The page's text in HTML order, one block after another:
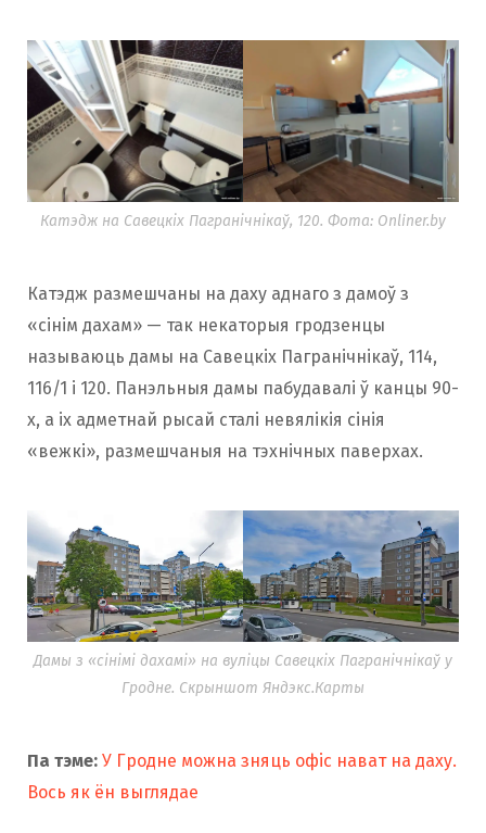
Катэдж на Савецкіх Пагранічнікаў, 120. Фота: Onliner.by
Катэдж размешчаны на даху аднаго з дамоў з
«сінім дахам» — так некаторыя гродзенцы
называюць дамы на Савецкіх Пагранічнікаў, 114,
116/1 і 120. Панэльныя дамы пабудавалі ў канцы 90-
х, а іх адметнай рысай сталі невялікія сінія
«вежкі», размешчаныя на тэхнічных паверхах.
Дамы з «сінімі дахамі» на вуліцы Савецкіх Пагранічнікаў у
Гродне. Скрыншот Яндэкс.Карты
Па тэме: У Гродне можна зняць офіс нават на даху.
Вось як ён выглядае